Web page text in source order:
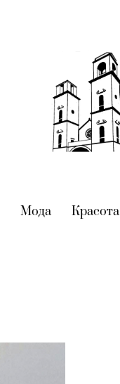
(current)
Мода(current)
Красота